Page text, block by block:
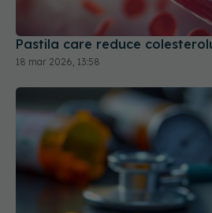
Pastila care reduce
18 mar 2026, 13:58